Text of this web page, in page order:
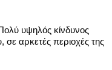
υψηλός κίνδυνος
αρκετές περιοχές της